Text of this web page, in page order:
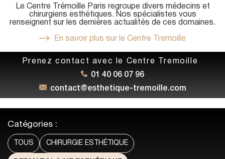
Le Centre Trémoille Paris regroupe divers médecins et
chirurgiens esthétiques. Nos spécialistes vous
renseignent sur les dernières actualités de ces domaines.
En savoir plus sur le Centre Tremoille
Prenez contact avec le Centre Tremoille
01 40 06 07 96
contact@esthetique-tremoille.com
Catégories :
TOUS CHIRURGIE ESTHÉTIQUE